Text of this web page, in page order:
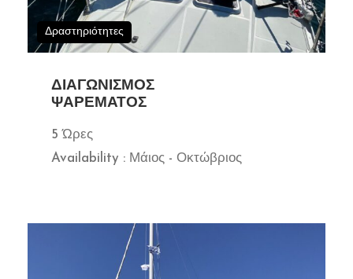
Δραστηριότητες
ΔΙΑΓΩΝΙΣΜΌΣ
ΨΑΡΈΜΑΤΟΣ
5 Ώρες
Availability : Μάιος - Οκτώβριος